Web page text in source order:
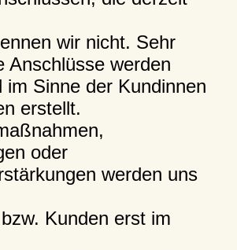
wir nicht. Sehr
Anschlüsse werden
im Sinne der Kundinnen
erstellt.
oder
werden uns
Kunden erst im